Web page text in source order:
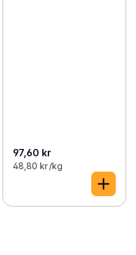
97,60 kr
48,80 kr /kg